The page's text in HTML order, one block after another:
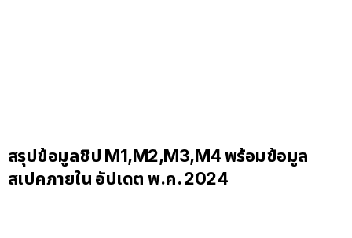
สรุปข้อมูลชิป M1,M2,M3,M4 พร้อมข้อมูล
สเปคภายใน อัปเดต พ.ค. 2024